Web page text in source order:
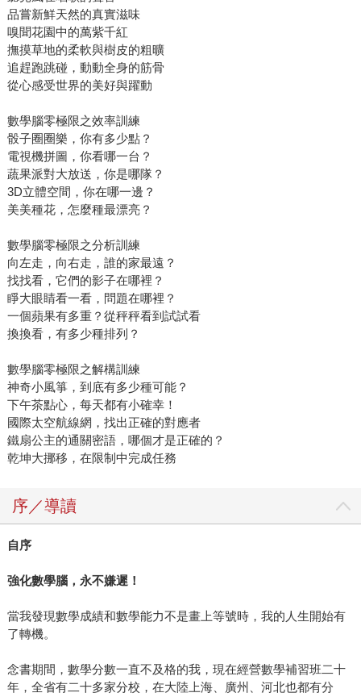
品嘗新鮮天然的真實滋味
嗅聞花園中的萬紫千紅
撫摸草地的柔軟與樹皮的粗曠
追趕跑跳碰，動動全身的筋骨
從心感受世界的美好與躍動
數學腦零極限之效率訓練
骰子圈圈樂，你有多少點？
電視機拼圖，你看哪一台？
蔬果派對大放送，你是哪隊？
3D立體空間，你在哪一邊？
美美種花，怎麼種最漂亮？
數學腦零極限之分析訓練
向左走，向右走，誰的家最遠？
找找看，它們的影子在哪裡？
睜大眼睛看一看，問題在哪裡？
一個蘋果有多重？從秤秤看到試試看
換換看，有多少種排列？
數學腦零極限之解構訓練
神奇小風箏，到底有多少種可能？
下午茶點心，每天都有小確幸！
國際太空航線網，找出正確的對應者
鐵扇公主的通關密語，哪個才是正確的？
乾坤大挪移，在限制中完成任務
序／導讀
自序
強化數學腦，永不嫌遲！
當我發現數學成績和數學能力不是畫上等號時，我的人生開始有
了轉機。
念書期間，數學分數一直不及格的我，現在經營數學補習班二十
年，全省有二十多家分校，在大陸上海、廣州、河北也都有分